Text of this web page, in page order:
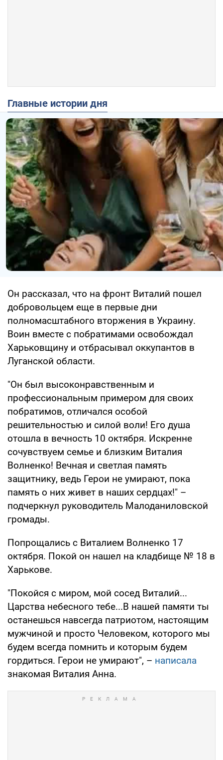
Главные истории дня
Он рассказал, что на фронт Виталий пошел
добровольцем еще в первые дни
полномасштабного вторжения в Украину.
Воин вместе с побратимами освобождал
Харьковщину и отбрасывал оккупантов в
Луганской области.
"Он был высоконравственным и
профессиональным примером для своих
побратимов, отличался особой
решительностью и силой воли! Его душа
отошла в вечность 10 октября. Искренне
сочувствуем семье и близким Виталия
Волненко! Вечная и светлая память
защитнику, ведь Герои не умирают, пока
память о них живет в наших сердцах!" –
подчеркнул руководитель Малоданиловской
громады.
Попрощались с Виталием Волненко 17
октября. Покой он нашел на кладбище № 18 в
Харькове.
"Покойся с миром, мой сосед Виталий...
Царства небесного тебе...В нашей памяти ты
останешься навсегда патриотом, настоящим
мужчиной и просто Человеком, которого мы
будем всегда помнить и которым будем
гордиться. Герои не умирают", – написала
знакомая Виталия Анна.